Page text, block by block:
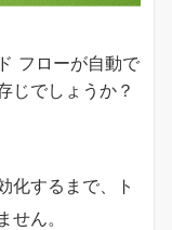
フローが自動で
じでしょうか？
化するまで、ト
ん。